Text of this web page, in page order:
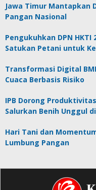
Jawa Timur Mantapkan
Pangan Nasional
Pengukuhkan DPN HKTI
Satukan Petani untuk
Transformasi Digital
Cuaca Berbasis Risiko
IPB Dorong
Salurkan Benih Unggul
Hari Tani dan
Lumbung Pangan